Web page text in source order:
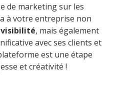
de marketing sur les
à votre entreprise non
visibilité, mais également
avec ses clients et
est une étape
et créativité !